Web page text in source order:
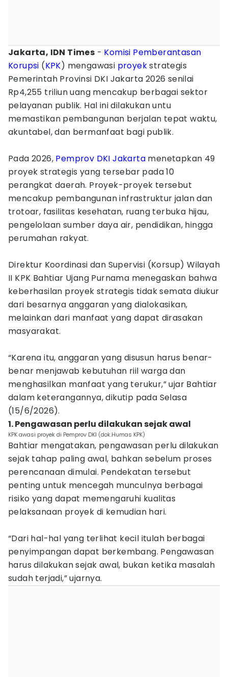
Jakarta, IDN Times - Komisi Pemberantasan
Korupsi (KPK) mengawasi proyekstrategis
Pemerintah Provinsi DKI Jakarta 2026 senilai
Rp4,255 triliun uang mencakup berbagai sektor
pelayanan publik. Hal ini dilakukan untu
memastikan pembangunan berjalan tepat waktu,
akuntabel, dan bermanfaat bagi publik.
Pada 2026, Pemprov DKI Jakarta menetapkan 49
proyek strategis yang tersebar pada 10
perangkat daerah. Proyek-proyek tersebut
mencakup pembangunan infrastruktur jalan dan
trotoar, fasilitas kesehatan, ruang terbuka hijau,
pengelolaan sumber daya air, pendidikan, hingga
perumahan rakyat.
Direktur Koordinasi dan Supervisi (Korsup) Wilayah
II KPK Bahtiar Ujang Purnama menegaskan bahwa
keberhasilan proyek strategis tidak semata diukur
dari besarnya anggaran yang dialokasikan,
melainkan dari manfaat yang dapat dirasakan
masyarakat.
“Karena itu, anggaran yang disusun harus benar-
benar menjawab kebutuhan riil warga dan
menghasilkan manfaat yang terukur,” ujar Bahtiar
dalam keterangannya, dikutip pada Selasa
(15/6/2026).
1. Pengawasan perlu dilakukan sejak awal
KPK awasi proyek di Pemprov DKI (dok.Humas KPK)
Bahtiar mengatakan, pengawasan perlu dilakukan
sejak tahap paling awal, bahkan sebelum proses
perencanaan dimulai. Pendekatan tersebut
penting untuk mencegah munculnya berbagai
risiko yang dapat memengaruhi kualitas
pelaksanaan proyek di kemudian hari.
“Dari hal-hal yang terlihat kecil itulah berbagai
penyimpangan dapat berkembang. Pengawasan
harus dilakukan sejak awal, bukan ketika masalah
sudah terjadi,” ujarnya.